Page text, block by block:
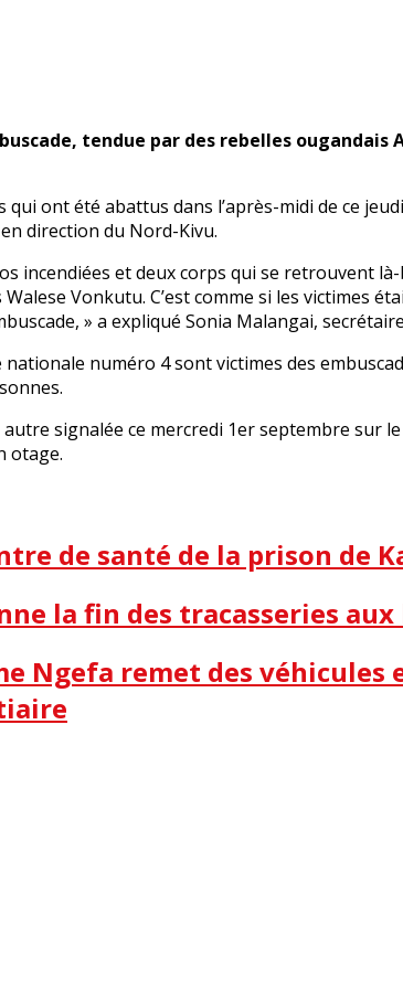
tendue par des rebelles
qui ont été abattus dans l’après-midi de ce
direction du Nord-Kivu.
incendiées et deux corps qui se retrouvent là-
Vonkutu. C’est comme si les victimes
» a expliqué Sonia Malangai,
numéro 4 sont victimes des
signalée ce mercredi 1er septembre sur
otage.
de santé de la prison de
la fin des tracasseries aux
Ngefa remet des véhicules